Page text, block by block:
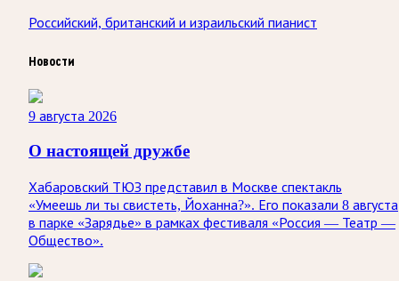
Российский, британский и израильский пианист
Новости
9 августа 2026
О настоящей дружбе
Хабаровский ТЮЗ представил в Москве спектакль
«Умеешь ли ты свистеть, Йоханна?». Его показали 8 августа
в парке «Зарядье» в рамках фестиваля «Россия — Театр —
Общество».